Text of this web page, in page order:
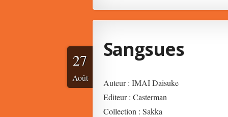
Sangsues
27
Août
Auteur : IMAI Daisuke
Editeur : Casterman
Collection : Sakka